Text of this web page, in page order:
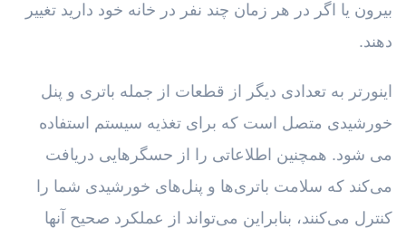
بیرون یا اگر در هر زمان چند نفر در خانه خود دارید تغییر
دهند.
اینورتر به تعدادی دیگر از قطعات از جمله باتری و پنل
خورشیدی متصل است که برای تغذیه سیستم استفاده
می شود. همچنین اطلاعاتی را از حسگرهایی دریافت
می‌کند که سلامت باتری‌ها و پنل‌های خورشیدی شما را
کنترل می‌کنند، بنابراین می‌تواند از عملکرد صحیح آنها